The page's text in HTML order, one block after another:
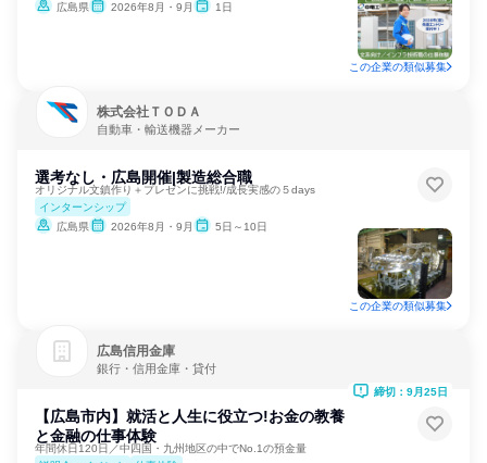
広島県
2026年8月・9月 1日
この企業の類似募集
株式会社ＴＯＤＡ
自動車・輸送機器メーカー
選考なし・広島開催|製造総合職
オリジナル文鎮作り＋プレゼンに挑戦!/成長実感の５days
インターンシップ
広島県
2026年8月・9月 5日～10日
この企業の類似募集
広島信用金庫
銀行・信用金庫・貸付
【広島市内】就活と人生に役立つ!お金の教養
と金融の仕事体験
年間休日120日／中四国・九州地区の中でNo.1の預金量
締切：9月25日